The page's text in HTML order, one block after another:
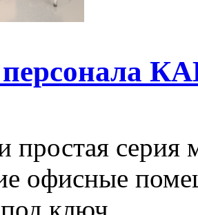
простая серия
офисные
ключ